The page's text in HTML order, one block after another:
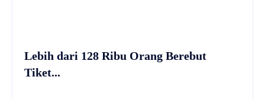
Lebih dari 128 Ribu Orang Berebut
Tiket...